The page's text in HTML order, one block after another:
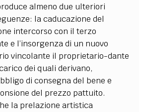
almeno due ulteriori
la caducazione del
intercorso con il terzo
e l’insorgenza di un nuovo
vincolante il proprietario-dante
dei quali derivano,
di consegna del bene e
del prezzo pattuito.
la prelazione artistica